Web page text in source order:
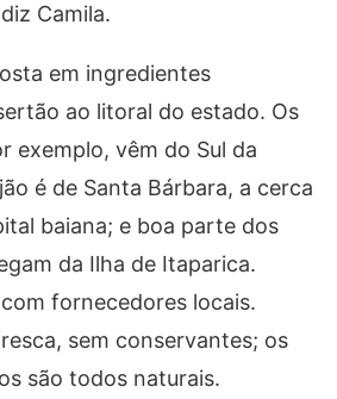
Camila.
em ingredientes
ao litoral do estado. Os
exemplo, vêm do Sul da
é de Santa Bárbara, a cerca
baiana; e boa parte dos
da Ilha de Itaparica.
fornecedores locais.
sem conservantes; os
são todos naturais.